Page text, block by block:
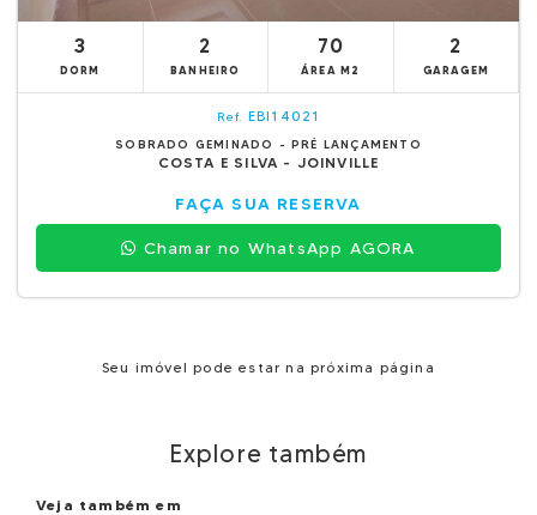
3
DORM
2
BANHEIRO
70
ÁREA M2
2
GARAGEM
Ref. EBI14021
SOBRADO GEMINADO - PRÉ LANÇAMENTO
COSTA E SILVA - JOINVILLE
FAÇA SUA RESERVA
Chamar no WhatsApp AGORA
Seu imóvel pode estar na próxima página
Explore também
Veja também em